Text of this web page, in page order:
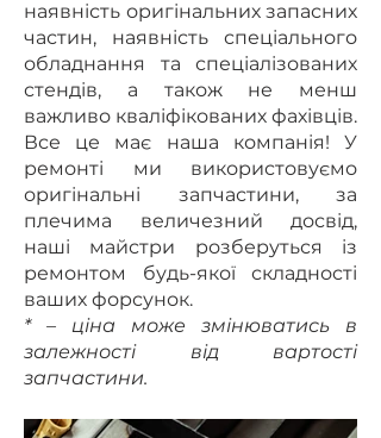
наявність оригінальних запасних
частин, наявність спеціального
обладнання та спеціалізованих
стендів, а також не менш
важливо кваліфікованих фахівців.
Все це має наша компанія! У
ремонті ми використовуємо
оригінальні запчастини, за
плечима величезний досвід,
наші майстри розберуться із
ремонтом будь-якої складності
ваших форсунок.
* – ціна може змінюватись в
залежності від вартості
запчастини.